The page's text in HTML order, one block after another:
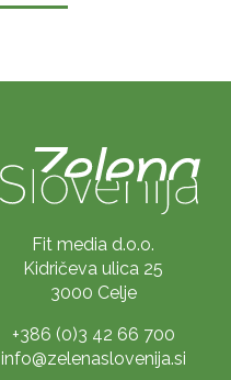
Fit media d.o.o.
Kidričeva ulica 25
3000 Celje
+386 (0)3 42 66 700
info@zelenaslovenija.si